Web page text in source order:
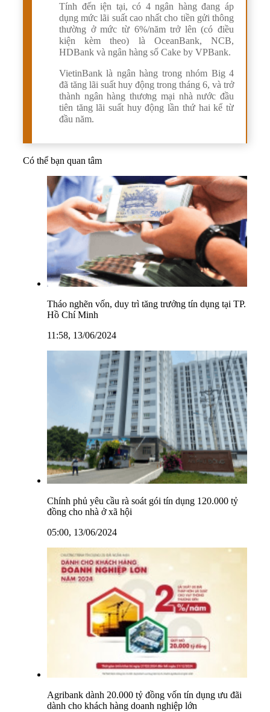
Tính đến iện tại, có 4 ngân hàng đang áp
dụng mức lãi suất cao nhất cho tiền gửi thông
thường ở mức từ 6%/năm trở lên (có điều
kiện kèm theo) là OceanBank, NCB,
HDBank và ngân hàng số Cake by VPBank.
VietinBank là ngân hàng trong nhóm Big 4
đã tăng lãi suất huy động trong tháng 6, và trở
thành ngân hàng thương mại nhà nước đầu
tiên tăng lãi suất huy động lần thứ hai kể từ
đầu năm.
Có thể bạn quan tâm
Tháo nghẽn vốn, duy trì tăng trưởng tín dụng tại TP.
Hồ Chí Minh
11:58, 13/06/2024
Chính phủ yêu cầu rà soát gói tín dụng 120.000 tỷ
đồng cho nhà ở xã hội
05:00, 13/06/2024
Agribank dành 20.000 tỷ đồng vốn tín dụng ưu đãi
dành cho khách hàng doanh nghiệp lớn